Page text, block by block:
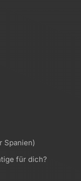
Spanien)
für dich?